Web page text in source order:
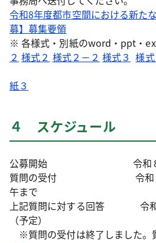
令和8年度都市空間における新た
募】募集要領
※ 各様式・別紙のword・ppt・
２ 様式２ 様式２－２ 様式３ 様式
紙３
４ スケジュール
公募開始 令和８年４
質問の受付 令和８年
午まで
上記質問に対する回答 令和
（予定）
※質問の受付は終了しました。